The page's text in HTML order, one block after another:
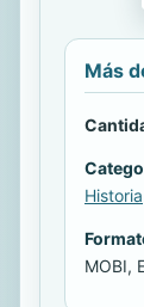
Más
Historia
MOBI,